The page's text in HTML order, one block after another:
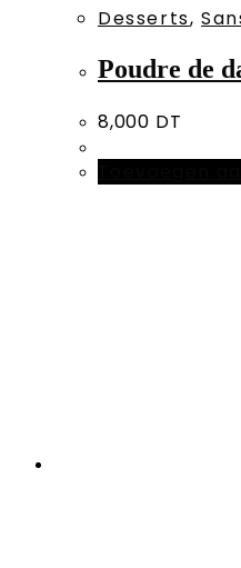
Desserts,
Poudre de
8,000 DT